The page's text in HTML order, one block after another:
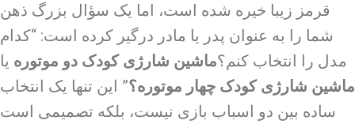
قرمز زیبا خیره شده است، اما یک سؤال بزرگ ذهن
شما را به عنوان پدر یا مادر درگیر کرده است: “کدام
مدل را انتخاب کنم؟ماشین شارژی کودک دو موتوره یا
ماشین شارژی کودک چهار موتوره؟” این تنها یک انتخاب
ساده بین دو اسباب بازی نیست، بلکه تصمیمی است